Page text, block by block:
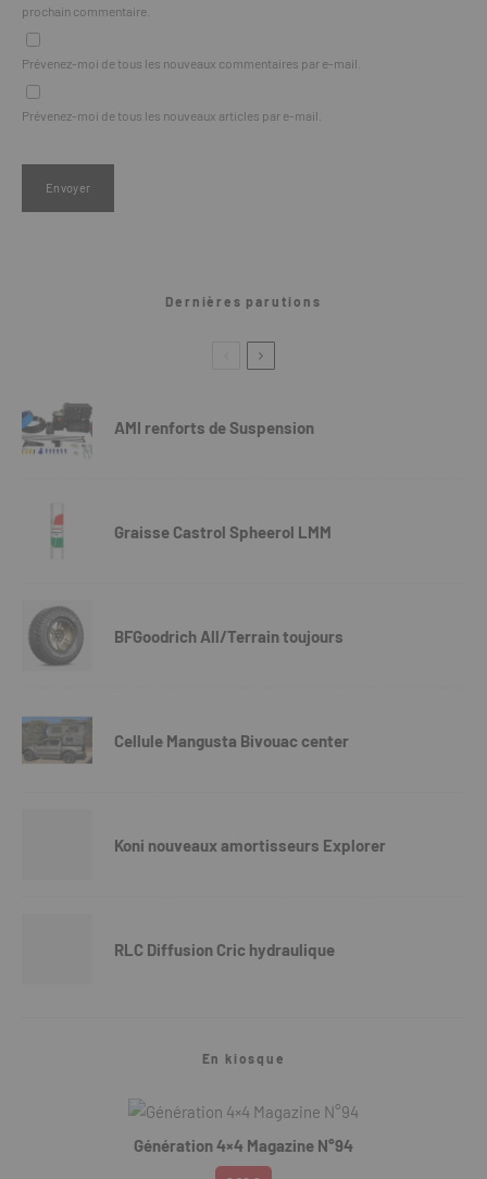
prochain commentaire.
Prévenez-moi de tous les nouveaux commentaires par e-mail.
Prévenez-moi de tous les nouveaux articles par e-mail.
Dernières parutions
AMI renforts de Suspension
Graisse Castrol Spheerol LMM
BFGoodrich All/Terrain toujours
Cellule Mangusta Bivouac center
Koni nouveaux amortisseurs Explorer
RLC Diffusion Cric hydraulique
En kiosque
Génération 4×4 Magazine N°94